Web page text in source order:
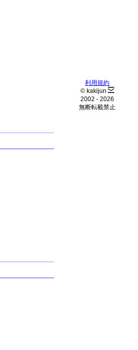
利用規約
© kakijun
2002 - 2026
無断転載禁止